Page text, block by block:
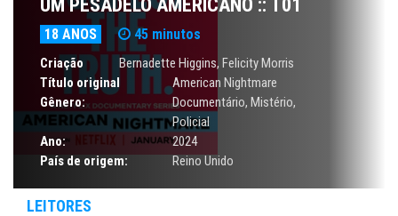
UM PESADELO AMERICANO :: T01
18 ANOS 45 minutos
Criação
Bernadette Higgins, Felicity Morris
Título original
American Nightmare
Gênero:
Documentário, Mistério,
Policial
Ano:
2024
País de origem:
Reino Unido
LEITORES